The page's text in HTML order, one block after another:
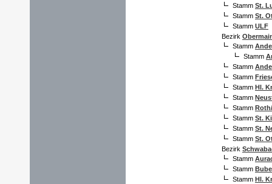
Stamm St.
Stamm St.
Stamm ULF
Bezirk
Stamm
Stamm
Stamm
Stamm
Stamm Hl.
Stamm
Stamm
Stamm St.
Stamm St.
Stamm St.
Bezirk
Stamm
Stamm
Stamm Hl.